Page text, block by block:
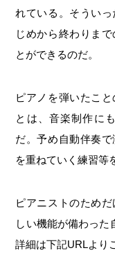
れている。そうい
じめから終わりま
とができるのだ。
ピアノを弾いたこ
とは、音楽制作に
だ。予め自動伴奏
を重ねていく練習等
ピアニストのため
しい機能が備わった
詳細は下記URLより